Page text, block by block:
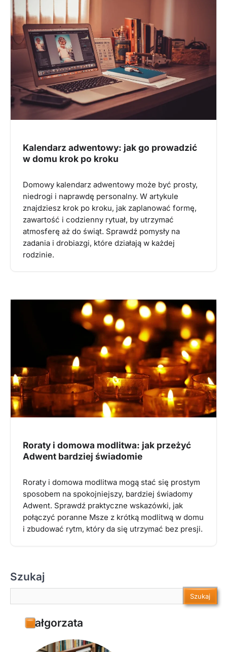
Kalendarz adwentowy: jak go prowadzić
w domu krok po kroku
Domowy kalendarz adwentowy może być prosty,
niedrogi i naprawdę personalny. W artykule
znajdziesz krok po kroku, jak zaplanować formę,
zawartość i codzienny rytuał, by utrzymać
atmosferę aż do świąt. Sprawdź pomysły na
zadania i drobiazgi, które działają w każdej
rodzinie.
Roraty i domowa modlitwa: jak przeżyć
Adwent bardziej świadomie
Roraty i domowa modlitwa mogą stać się prostym
sposobem na spokojniejszy, bardziej świadomy
Adwent. Sprawdź praktyczne wskazówki, jak
połączyć poranne Msze z krótką modlitwą w domu
i zbudować rytm, który da się utrzymać bez presji.
Szukaj
Szukaj
Małgorzata